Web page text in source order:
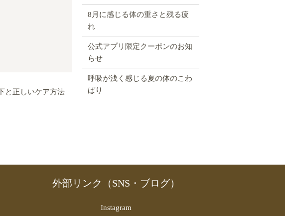
と正しいケア方法
8月に感じる体の重さと残る疲
れ
公式アプリ限定クーポンのお知
らせ
呼吸が浅く感じる夏の体のこわ
ばり
外部リンク（SNS・ブログ）
Instagram